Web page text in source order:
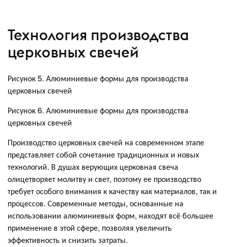
Технология производства
церковных свечей
Рисунок 5. Алюминиевые формы для производства
церковных свечей
Рисунок 6. Алюминиевые формы для производства
церковных свечей
Производство церковных свечей на современном этапе
представляет собой сочетание традиционных и новых
технологий. В душах верующих церковная свеча
олицетворяет молитву и свет, поэтому ее производство
требует особого внимания к качеству как материалов, так и
процессов. Современные методы, основанные на
использовании алюминиевых форм, находят всё большее
применение в этой сфере, позволяя увеличить
эффективность и снизить затраты.